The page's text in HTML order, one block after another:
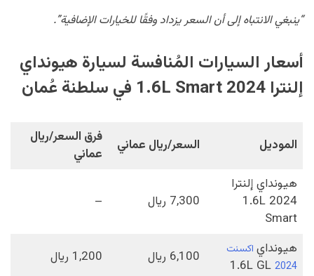
“ينبغي الانتباه إلى أن السعر يزداد وفقًا للخيارات الإضافية”.
أسعار السيارات المُنافسة لسيارة هيونداي
إلنترا 2024 1.6L Smart في سلطنة عُمان
الموديل السعر/ريال عماني
فرق السعر/ريال
عماني
هيونداي إلنترا
2024 1.6L
Smart
7,300 ريال –
هيونداي اكسنت
2024
1.6L GL 6,100 ريال 1,200 ريال